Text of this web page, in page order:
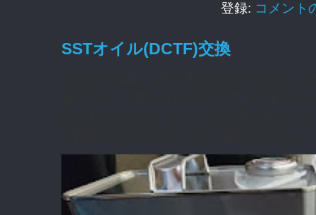
登録: コメント
SSTオイル(DCTF)交換